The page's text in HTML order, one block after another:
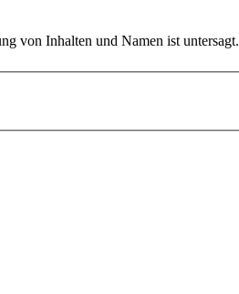
von Inhalten und Namen ist